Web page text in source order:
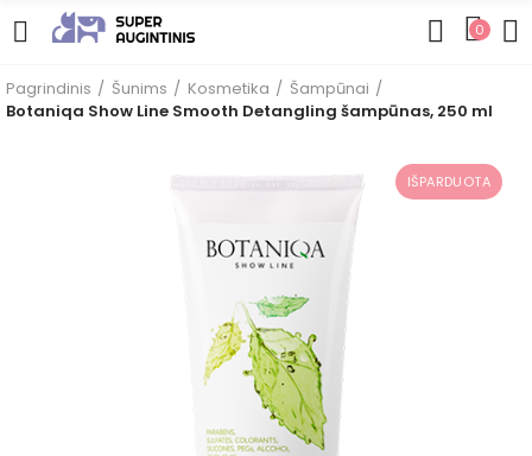
0
Pagrindinis Šunims Kosmetika
Šampūnai
Botaniqa Show Line Smooth Detangling šampūnas, 250 ml
IŠPARDUOTA